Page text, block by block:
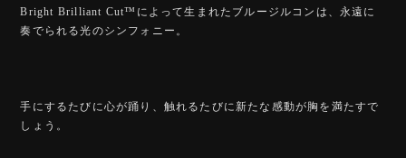
Bright Brilliant Cut™️によって生まれたブルージルコンは、永遠に
奏でられる光のシンフォニー。
手にするたびに心が踊り、触れるたびに新たな感動が胸を満たすで
しょう。